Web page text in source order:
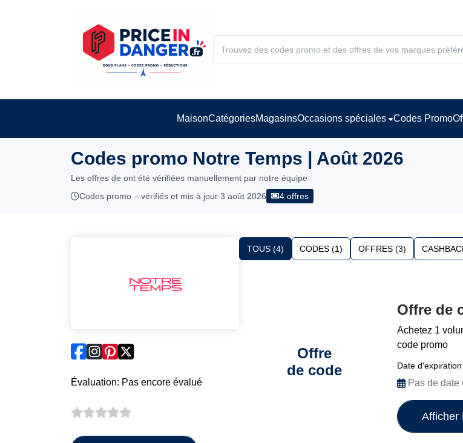
MaisonCatégoriesMagasinsOccasions spéciales Codes Promo
Codes promo Notre Temps | Août 2026
Les offres de ont été vérifiées manuellement par notre équipe
Codes promo – vérifiés et mis à jour 3 août 2026
4 offres
Évaluation: Pas encore évalué
TOUS (4) CODES (1) OFFRES (3)
Offre
de code
Offre de
Achetez 1
code promo
Date d'expiration
Pas de date
Afficher